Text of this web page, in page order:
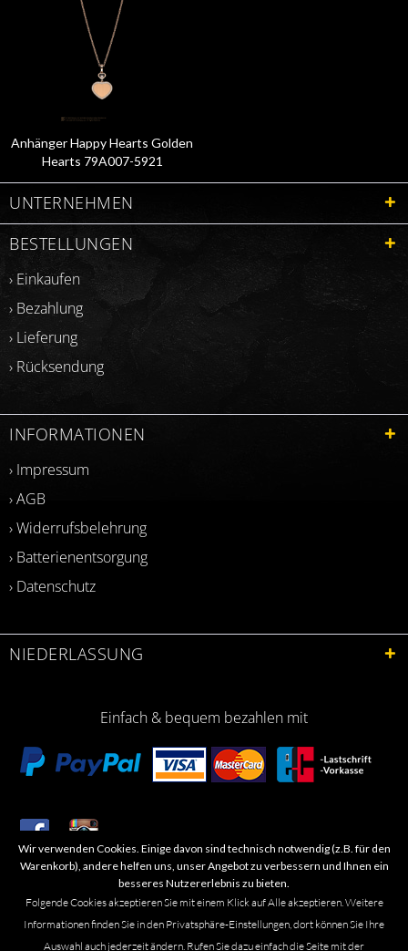
Anhänger Happy Hearts Golden
Hearts 79A007-5921
UNTERNEHMEN
BESTELLUNGEN
› Einkaufen
› Bezahlung
› Lieferung
› Rücksendung
INFORMATIONEN
› Impressum
› AGB
› Widerrufsbelehrung
› Batterienentsorgung
› Datenschutz
NIEDERLASSUNG
Einfach & bequem bezahlen mit
​Letzte Aktualisierung: 06.2026
Wir verwenden Cookies. Einige davon sind technisch notwendig (z.B. für den
Warenkorb), andere helfen uns, unser Angebot zu verbessern und Ihnen ein
besseres Nutzererlebnis zu bieten.
Folgende Cookies akzeptieren Sie mit einem Klick auf Alle akzeptieren. Weitere
Informationen finden Sie in den Privatsphäre-Einstellungen, dort können Sie Ihre
Auswahl auch jederzeit ändern. Rufen Sie dazu einfach die Seite mit der